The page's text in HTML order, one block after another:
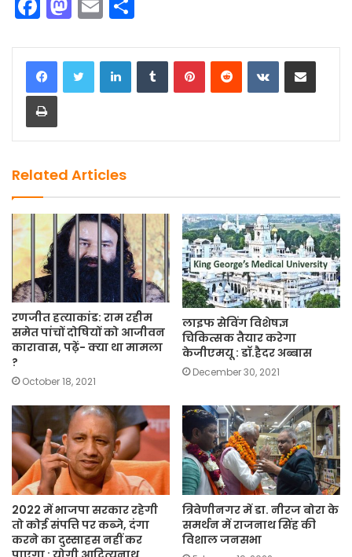
a
c
e
b
o
k
a
st
o
o
m
ai ar
LinkedInTumblrPinterestReddit VKontakteShare via Email
Print
Related Articles
रणजीत हत्याकांड: राम रहीम
समेत पांचों दोषियों को आजीवन
कारावास, पढ़ें- क्या था मामला
?
October 18, 2021
लाइफ सेविंग विशेषज्ञ
चिकित्सक तैयार करेगा
केजीएमयू : डॉ.हैदर अब्बास
December 30, 2021
2022 में भाजपा सरकार रहेगी
तो कोई संपत्ति पर कब्जे, दंगा
करने का दुस्साहस नहीं कर
त्रिवेणीनगर में डा. नीरज बोरा के
समर्थन में राजनाथ सिंह की
विशाल जनसभा